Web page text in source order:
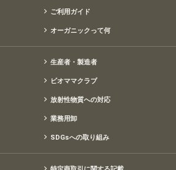
ご利用ガイド
オーガニックって何
生産者・製造者
ビオママクラブ
放射性物質への対応
業務用卸
SDGsへの取り組み